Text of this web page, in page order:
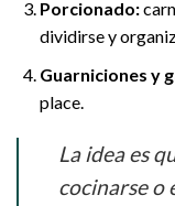
Porcionado:
dividirse y
Guarniciones y
place.
La idea es
cocinarse o